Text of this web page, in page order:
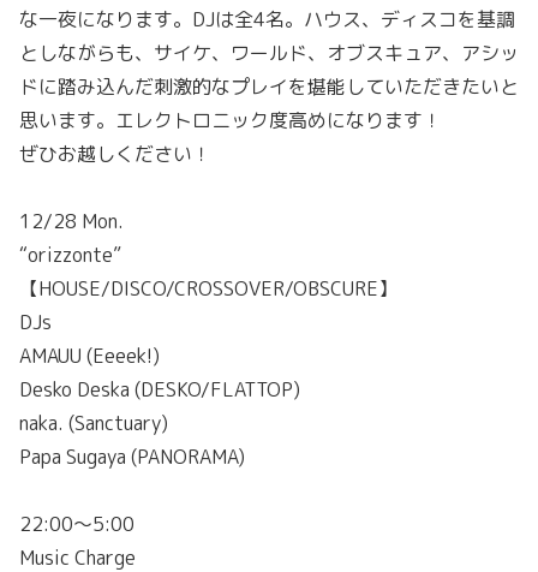
な一夜になります。DJは全4名。ハウス、ディスコを基調
としながらも、サイケ、ワールド、オブスキュア、アシッ
ドに踏み込んだ刺激的なプレイを堪能していただきたいと
思います。エレクトロニック度高めになります！
ぜひお越しください！
12/28 Mon.
“orizzonte”
【HOUSE/DISCO/CROSSOVER/OBSCURE】
DJs
AMAUU (Eeeek!)
Desko Deska (DESKO/FLATTOP)
naka. (Sanctuary)
Papa Sugaya (PANORAMA)
22:00～5:00
Music Charge